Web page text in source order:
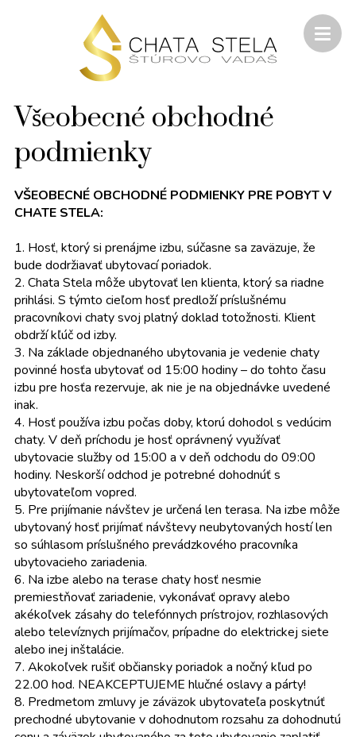
Všeobecné obchodné
podmienky
VŠEOBECNÉ OBCHODNÉ PODMIENKY PRE POBYT V
CHATE STELA:
1. Hosť, ktorý si prenájme izbu, súčasne sa zaväzuje, že
bude dodržiavať ubytovací poriadok.
2. Chata Stela môže ubytovať len klienta, ktorý sa riadne
prihlási. S týmto cieľom hosť predloží príslušnému
pracovníkovi chaty svoj platný doklad totožnosti. Klient
obdrží kľúč od izby.
3. Na základe objednaného ubytovania je vedenie chaty
povinné hosťa ubytovať od 15:00 hodiny – do tohto času
izbu pre hosťa rezervuje, ak nie je na objednávke uvedené
inak.
4. Hosť používa izbu počas doby, ktorú dohodol s vedúcim
chaty. V deň príchodu je hosť oprávnený využívať
ubytovacie služby od 15:00 a v deň odchodu do 09:00
hodiny. Neskorší odchod je potrebné dohodnúť s
ubytovateľom vopred.
5. Pre prijímanie návštev je určená len terasa. Na izbe môže
ubytovaný hosť prijímať návštevy neubytovaných hostí len
so súhlasom príslušného prevádzkového pracovníka
ubytovacieho zariadenia.
6. Na izbe alebo na terase chaty hosť nesmie
premiestňovať zariadenie, vykonávať opravy alebo
akékoľvek zásahy do telefónnych prístrojov, rozhlasových
alebo televíznych prijímačov, prípadne do elektrickej siete
alebo inej inštalácie.
7. Akokoľvek rušiť občiansky poriadok a nočný kľud po
22.00 hod. NEAKCEPTUJEME hlučné oslavy a párty!
8. Predmetom zmluvy je záväzok ubytovateľa poskytnúť
prechodné ubytovanie v dohodnutom rozsahu za dohodnutú